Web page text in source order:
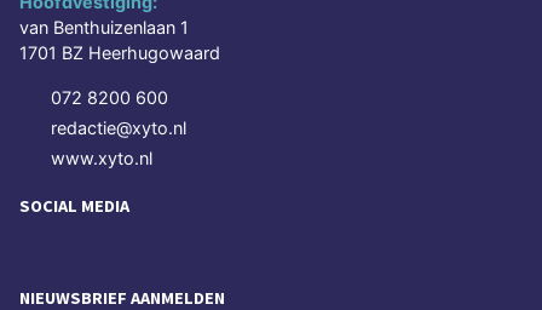
van Benthuizenlaan 1
1701 BZ Heerhugowaard
072 8200 600
redactie@xyto.nl
www.xyto.nl
SOCIAL MEDIA
NIEUWSBRIEF AANMELDEN